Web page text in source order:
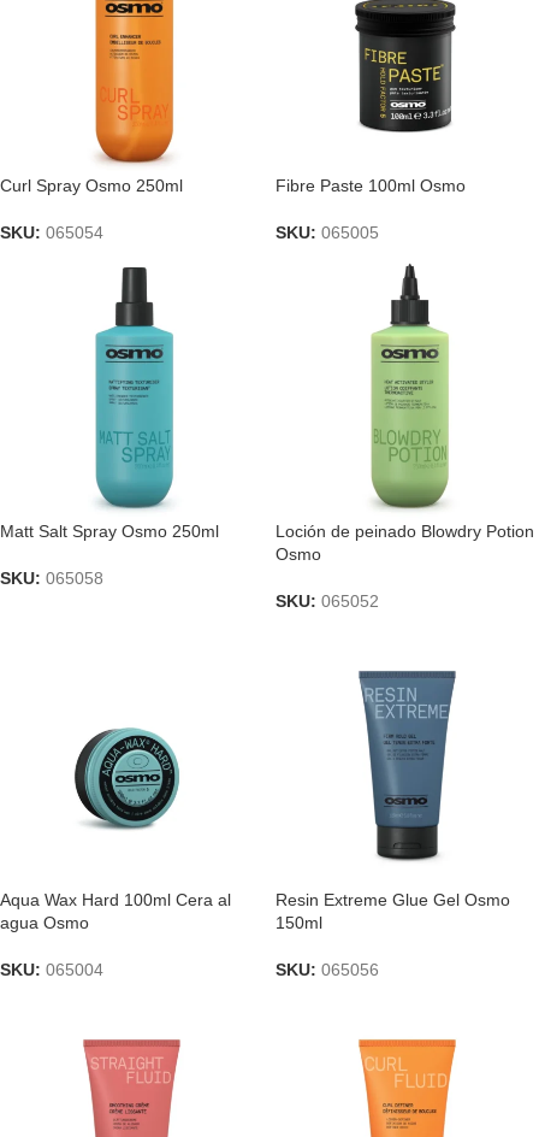
Curl Spray Osmo 250ml
SKU: 065054
Fibre Paste 100ml Osmo
SKU: 065005
Matt Salt Spray Osmo 250ml
SKU: 065058
Loción de peinado Blowdry Potion
Osmo
SKU: 065052
Aqua Wax Hard 100ml Cera al
agua Osmo
SKU: 065004
Resin Extreme Glue Gel Osmo
150ml
SKU: 065056